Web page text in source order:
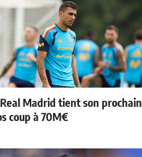
Madrid tient son prochain
coup à 70M€